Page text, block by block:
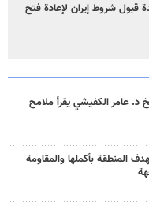
قبول شروط إيران لإعادة فتح
د. عامر الكفيشي يقرأ ملامح
المنطقة بأكملها والمقاومة